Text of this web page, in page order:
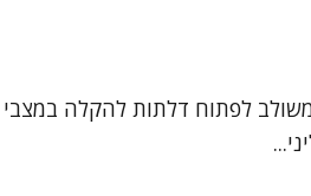
לפתוח דלתות להקלה